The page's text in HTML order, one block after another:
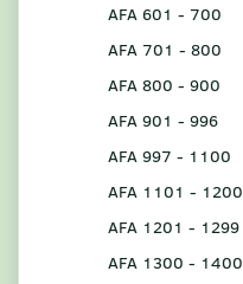
AFA 601 - 700
AFA 701 - 800
AFA 800 - 900
AFA 901 - 996
AFA 997 - 1100
AFA 1101 - 1200
AFA 1201 - 1299
AFA 1300 - 1400